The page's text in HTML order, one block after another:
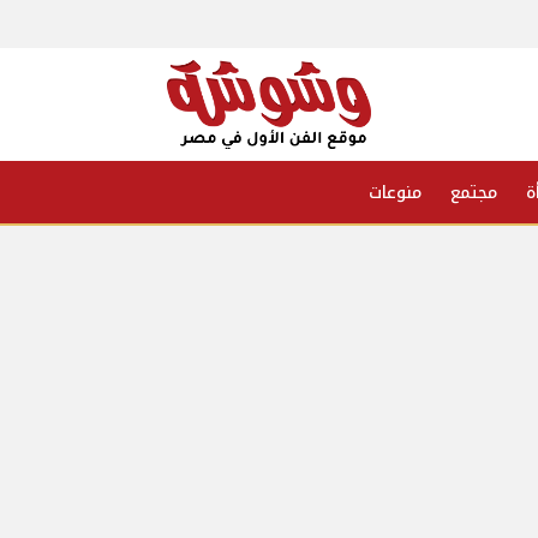
مجتمع منوعات